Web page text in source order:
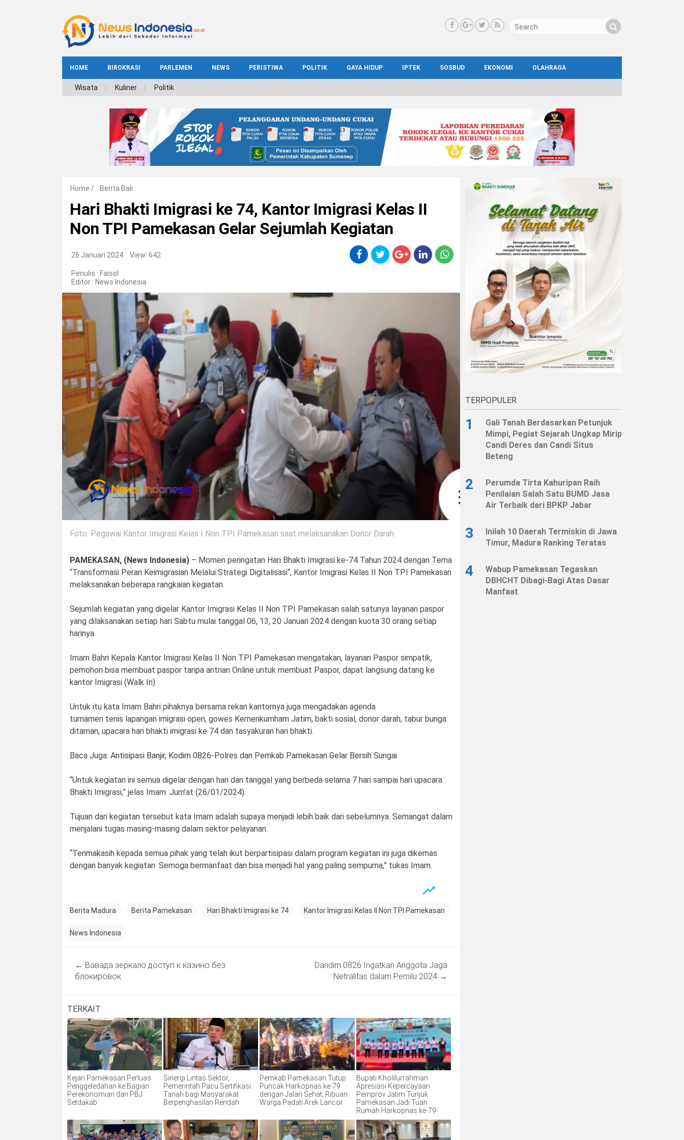
HOME BIROKRASI PARLEMEN NEWS PERISTIWA POLITIK GAYA HIDUP IPTEK SOSBUD EKONOMI OLAHRAGA
INDEKS BIROKRASI
Wisata Kuliner Politik
Home / Berita Bali
Hari Bhakti Imigrasi ke 74, Kantor Imigrasi Kelas II
Non TPI Pamekasan Gelar Sejumlah Kegiatan
26 Januari 2024 View: 642
Penulis : Faisol
Editor : News Indonesia
Foto: Pegawai Kantor Imigrasi Kelas I Non TPI Pamekasan saat melaksanakan Donor Darah.
PAMEKASAN, (News Indonesia) – Momen peringatan Hari Bhakti Imigrasi ke-74 Tahun 2024 dengan Tema
“Transformasi Peran Keimigrasian Melalui Strategi Digitalisasi“, Kantor Imigrasi Kelas II Non TPI Pamekasan
melaksanakan beberapa rangkaian kegiatan.
Sejumlah kegiatan yang digelar Kantor Imigrasi Kelas II Non TPI Pamekasan salah satunya layanan paspor
yang dilaksanakan setiap hari Sabtu mulai tanggal 06, 13, 20 Januari 2024 dengan kuota 30 orang setiap
harinya.
Imam Bahri Kepala Kantor Imigrasi Kelas II Non TPI Pamekasan mengatakan, layanan Paspor simpatik,
pemohon bisa membuat paspor tanpa antrian Online untuk membuat Paspor, dapat langsung datang ke
kantor Imigrasi (Walk In).
Untuk itu kata Imam Bahri pihaknya bersama rekan kantornya juga mengadakan agenda
turnamen tenis lapangan imigrasi open, gowes Kemenkumham Jatim, bakti sosial, donor darah, tabur bunga
ditaman, upacara hari bhakti imigrasi ke 74 dan tasyakuran hari bhakti.
Baca Juga: Antisipasi Banjir, Kodim 0826-Polres dan Pemkab Pamekasan Gelar Bersih Sungai
“Untuk kegiatan ini semua digelar dengan hari dan tanggal yang berbeda selama 7 hari sampai hari upacara
Bhakti Imigrasi,” jelas Imam. Jum’at (26/01/2024).
Tujuan dari kegiatan tersebut kata Imam adalah supaya menjadi lebih baik dari sebelumnya. Semangat dalam
menjalani tugas masing-masing dalam sektor pelayanan.
“Terimakasih kepada semua pihak yang telah ikut berpartisipasi dalam program kegiatan ini juga dikemas
dengan banyak kegiatan. Semoga bermanfaat dan bisa menjadi hal yang paling sempurna,” tukas Imam.
Berita Madura Berita Pamekasan Hari Bhakti Imigrasi ke 74 Kantor Imigrasi Kelas II Non TPI Pamekasan
News Indonesia
navigation
← Вавада зеркало доступ к казино без
блокировок
Dandim 0826 Ingatkan Anggota Jaga
Netralitas dalam Pemilu 2024 →
TERKAIT
Kejari Pamekasan Perluas
Penggeledahan ke Bagian
Perekonomian dan PBJ
Setdakab
Sinergi Lintas Sektor,
Pemerintah Pacu Sertifikasi
Tanah bagi Masyarakat
Berpenghasilan Rendah
Pemkab Pamekasan Tutup
Puncak Harkopnas ke-79
dengan Jalan Sehat, Ribuan
Warga Padati Arek Lancor
Bupati Kholilurrahman
Apresiasi Kepercayaan
Pemprov Jatim Tunjuk
Pamekasan Jadi Tuan
Rumah Harkopnas ke-79
TERPOPULER
1
Gali Tanah Berdasarkan Petunjuk
Mimpi, Pegiat Sejarah Ungkap Mirip
Candi Deres dan Candi Situs
Beteng
2
Perumda Tirta Kahuripan Raih
Penilaian Salah Satu BUMD Jasa
Air Terbaik dari BPKP Jabar
3
Inilah 10 Daerah Termiskin di Jawa
Timur, Madura Ranking Teratas
4
Wabup Pamekasan Tegaskan
DBHCHT Dibagi-Bagi Atas Dasar
Manfaat